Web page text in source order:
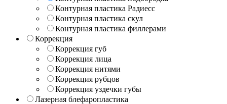
Контурная пластика Радиесс
Контурная пластика скул
Контурная пластика филлерами
Коррекция
Коррекция губ
Коррекция лица
Коррекция нитями
Коррекция рубцов
Коррекция уздечки губы
Лазерная блефаропластика